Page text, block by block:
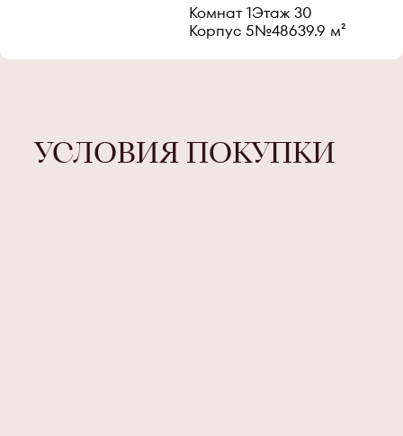
Комнат 1Этаж30
Корпус5№48639.9 м²
УСЛОВИЯ ПОКУПКИ